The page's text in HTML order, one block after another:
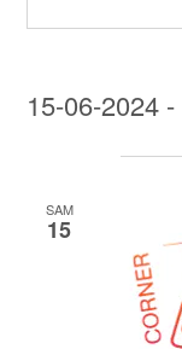
15-06-2024 -
SAM
15